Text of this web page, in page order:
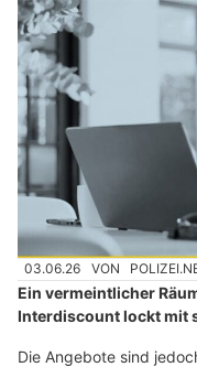
03.06.26 VON
Ein vermeintlicher
Interdiscount lockt mit
Die Angebote sind